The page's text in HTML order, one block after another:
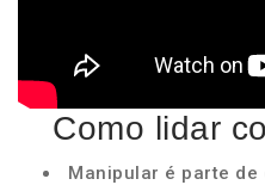
Como lidar
Manipular é parte de